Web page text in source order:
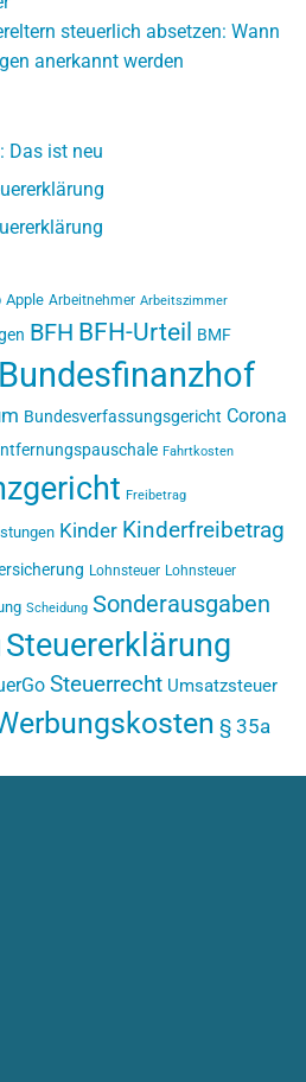
steuerlich absetzen: Wann
anerkannt werden
Das ist neu
Apple Arbeitnehmer Arbeitszimmer
BFH BFH-Urteil BMF
Bundesfinanzhof
Bundesverfassungsgericht Corona
Fahrtkosten
Freibetrag
Kinder Kinderfreibetrag
Lohnsteuer Lohnsteuer
Scheidung Sonderausgaben
Steuererklärung
Steuerrecht Umsatzsteuer
§ 35a